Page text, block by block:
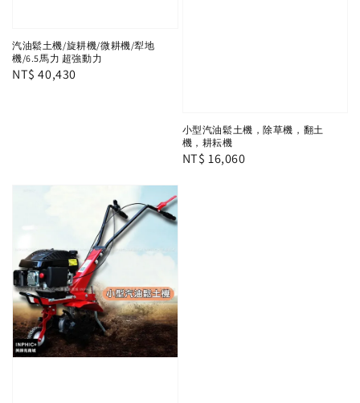
汽油鬆土機/旋耕機/微耕機/犁地
機/6.5馬力 超強動力
Regular
NT$ 40,430
小型汽油鬆土機，除草機，翻土
機，耕耘機
Regular
NT$ 16,060